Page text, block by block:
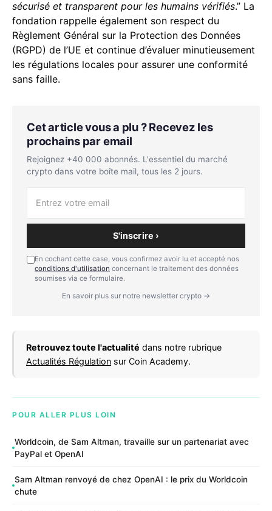
sécurisé et transparent pour les humains vérifiés.” La
fondation rappelle également son respect du
Règlement Général sur la Protection des Données
(RGPD) de l’UE et continue d’évaluer minutieusement
les régulations locales pour assurer une conformité
sans faille.
Cet article vous a plu ? Recevez les
prochains par email
Rejoignez +40 000 abonnés. L'essentiel du marché
crypto dans votre boîte mail, tous les 2 jours.
S'inscrire ›
En cochant cette case, vous confirmez avoir lu et accepté nos
conditions d'utilisation concernant le traitement des données
soumises via ce formulaire.
En savoir plus sur notre newsletter crypto →
Retrouvez toute l'actualité dans notre rubrique
Actualités Régulation sur Coin Academy.
POUR ALLER PLUS LOIN
Worldcoin, de Sam Altman, travaille sur un partenariat avec
PayPal et OpenAI
Sam Altman renvoyé de chez OpenAI : le prix du Worldcoin
chute